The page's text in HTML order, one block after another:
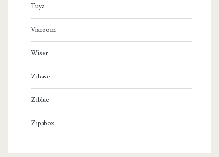
Tuya
Viaroom
Wiser
Zibase
Ziblue
Zipabox